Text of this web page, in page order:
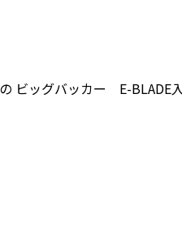
ビッグバッカー E-